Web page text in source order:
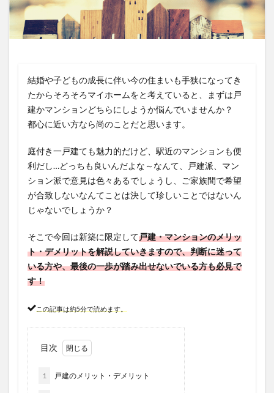
結婚や子どもの成長に伴い今の住まいも手狭になってき
たからそろそろマイホームをと考えていると、まずは戸
建かマンションどちらにしようか悩んでいませんか？
都心に近い方なら尚のことだと思います。
庭付き一戸建ても魅力的だけど、駅近のマンションも便
利だし…どっちも良いんだよな～なんて、戸建派、マン
ション派で意見は色々あるでしょうし、ご家族間で希望
が合致しないなんてことは決して珍しいことではないん
じゃないでしょうか？
そこで今回は新築に限定して戸建・マンションのメリッ
ト・デメリットを解説していきますので、判断に迷って
いる方や、最後の一歩が踏み出せないでいる方も必見で
す！
この記事は約5分で読めます。
目次
1 戸建のメリット・デメリット
返済負担率
金利 金融機関 銀行
限度額
頭金